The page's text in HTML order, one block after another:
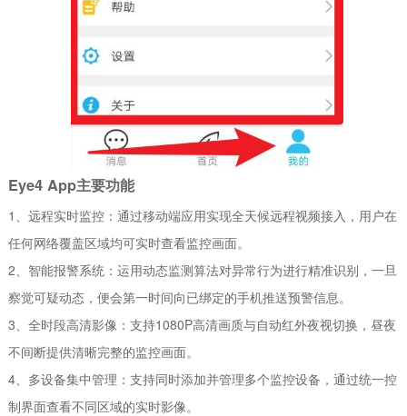
Eye4 App主要功能
1、远程实时监控：通过移动端应用实现全天候远程视频接入，用户在
任何网络覆盖区域均可实时查看监控画面。
2、智能报警系统：运用动态监测算法对异常行为进行精准识别，一旦
察觉可疑动态，便会第一时间向已绑定的手机推送预警信息。
3、全时段高清影像：支持1080P高清画质与自动红外夜视切换，昼夜
不间断提供清晰完整的监控画面。
4、多设备集中管理：支持同时添加并管理多个监控设备，通过统一控
制界面查看不同区域的实时影像。